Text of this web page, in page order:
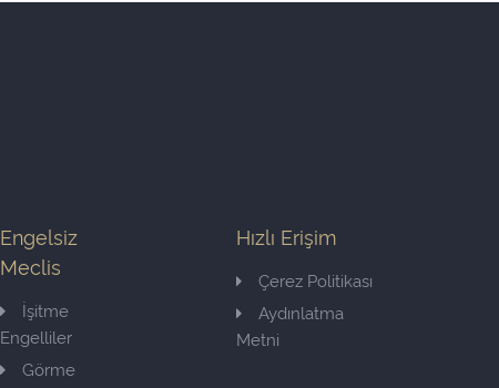
Engelsiz
Meclis
İşitme
Engelliler
Görme
Hızlı Erişim
Çerez Politikası
Aydınlatma
Metni